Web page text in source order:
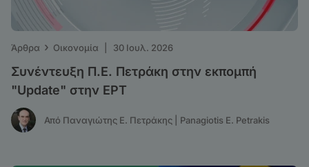
Άρθρα › Οικονομία 30 Ιουλ. 2026
Συνέντευξη Π.Ε. Πετράκη στην εκπομπή
"Update" στην ΕΡΤ
Από Παναγιώτης Ε. Πετράκης | Panagiotis E. Petrakis